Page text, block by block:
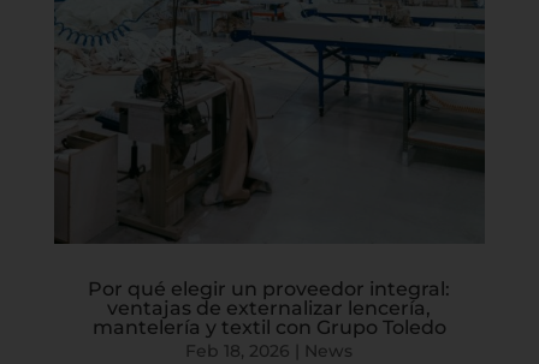
Por qué elegir un proveedor integral:
ventajas de externalizar lencería,
mantelería y textil con Grupo Toledo
Feb 18, 2026 News